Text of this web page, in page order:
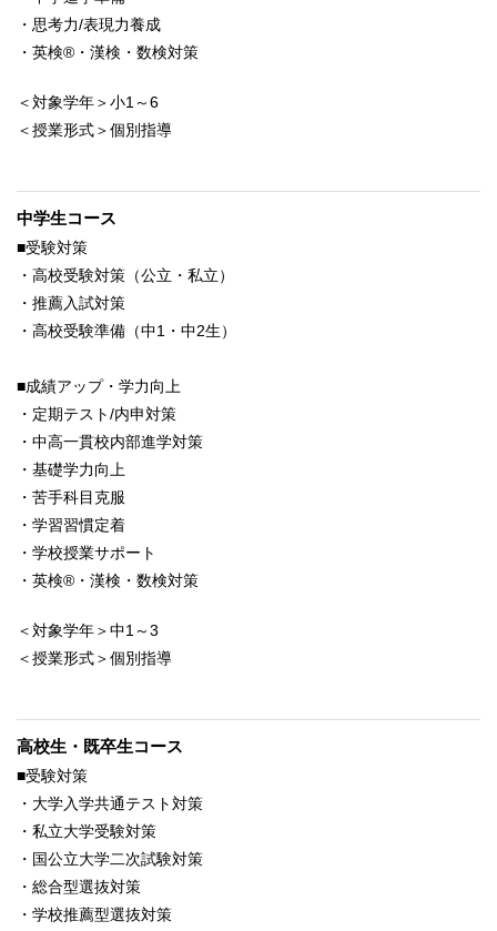
・思考力/表現力養成
・英検®・漢検・数検対策
＜対象学年＞小1～6
＜授業形式＞個別指導
中学生コース
■受験対策
・高校受験対策（公立・私立）
・推薦入試対策
・高校受験準備（中1・中2生）
■成績アップ・学力向上
・定期テスト/内申対策
・中高一貫校内部進学対策
・基礎学力向上
・苦手科目克服
・学習習慣定着
・学校授業サポート
・英検®・漢検・数検対策
＜対象学年＞中1～3
＜授業形式＞個別指導
高校生・既卒生コース
■受験対策
・大学入学共通テスト対策
・私立大学受験対策
・国公立大学二次試験対策
・総合型選抜対策
・学校推薦型選抜対策